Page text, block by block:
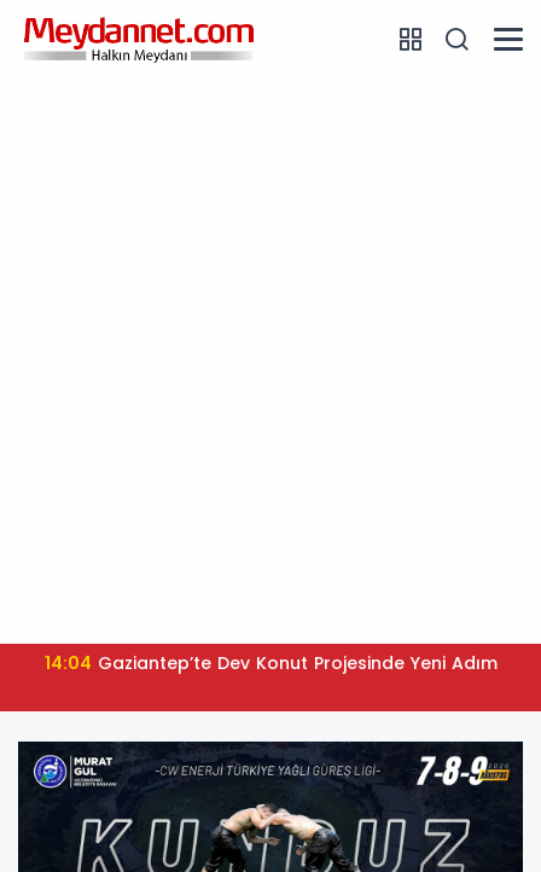
14:04 Gaziantep’te Dev Konut Projesinde Yeni Adım